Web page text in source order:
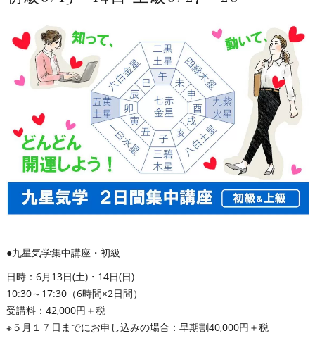
●九星気学集中講座・初級
日時：6月13日(土)・14日(日)
10:30～17:30（6時間×2日間）
受講料：42,000円＋税
※５月１７日までにお申し込みの場合：早期割40,000円＋税